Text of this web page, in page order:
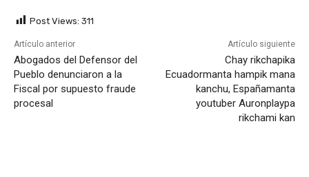
Post Views: 311
Artículo anterior
Abogados del Defensor del
Pueblo denunciaron a la
Fiscal por supuesto fraude
procesal
Artículo siguiente
Chay rikchapika
Ecuadormanta hampik mana
kanchu, Españamanta
youtuber Auronplaypa
rikchami kan